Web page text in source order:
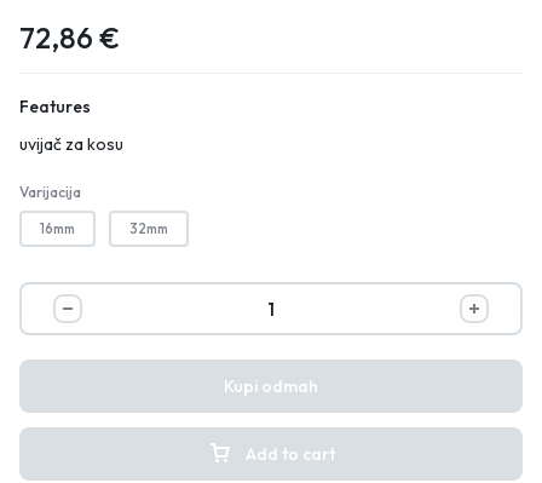
72,86 €
Features
uvijač za kosu
Varijacija
16mm 32mm
Add to cart
Kupi odmah